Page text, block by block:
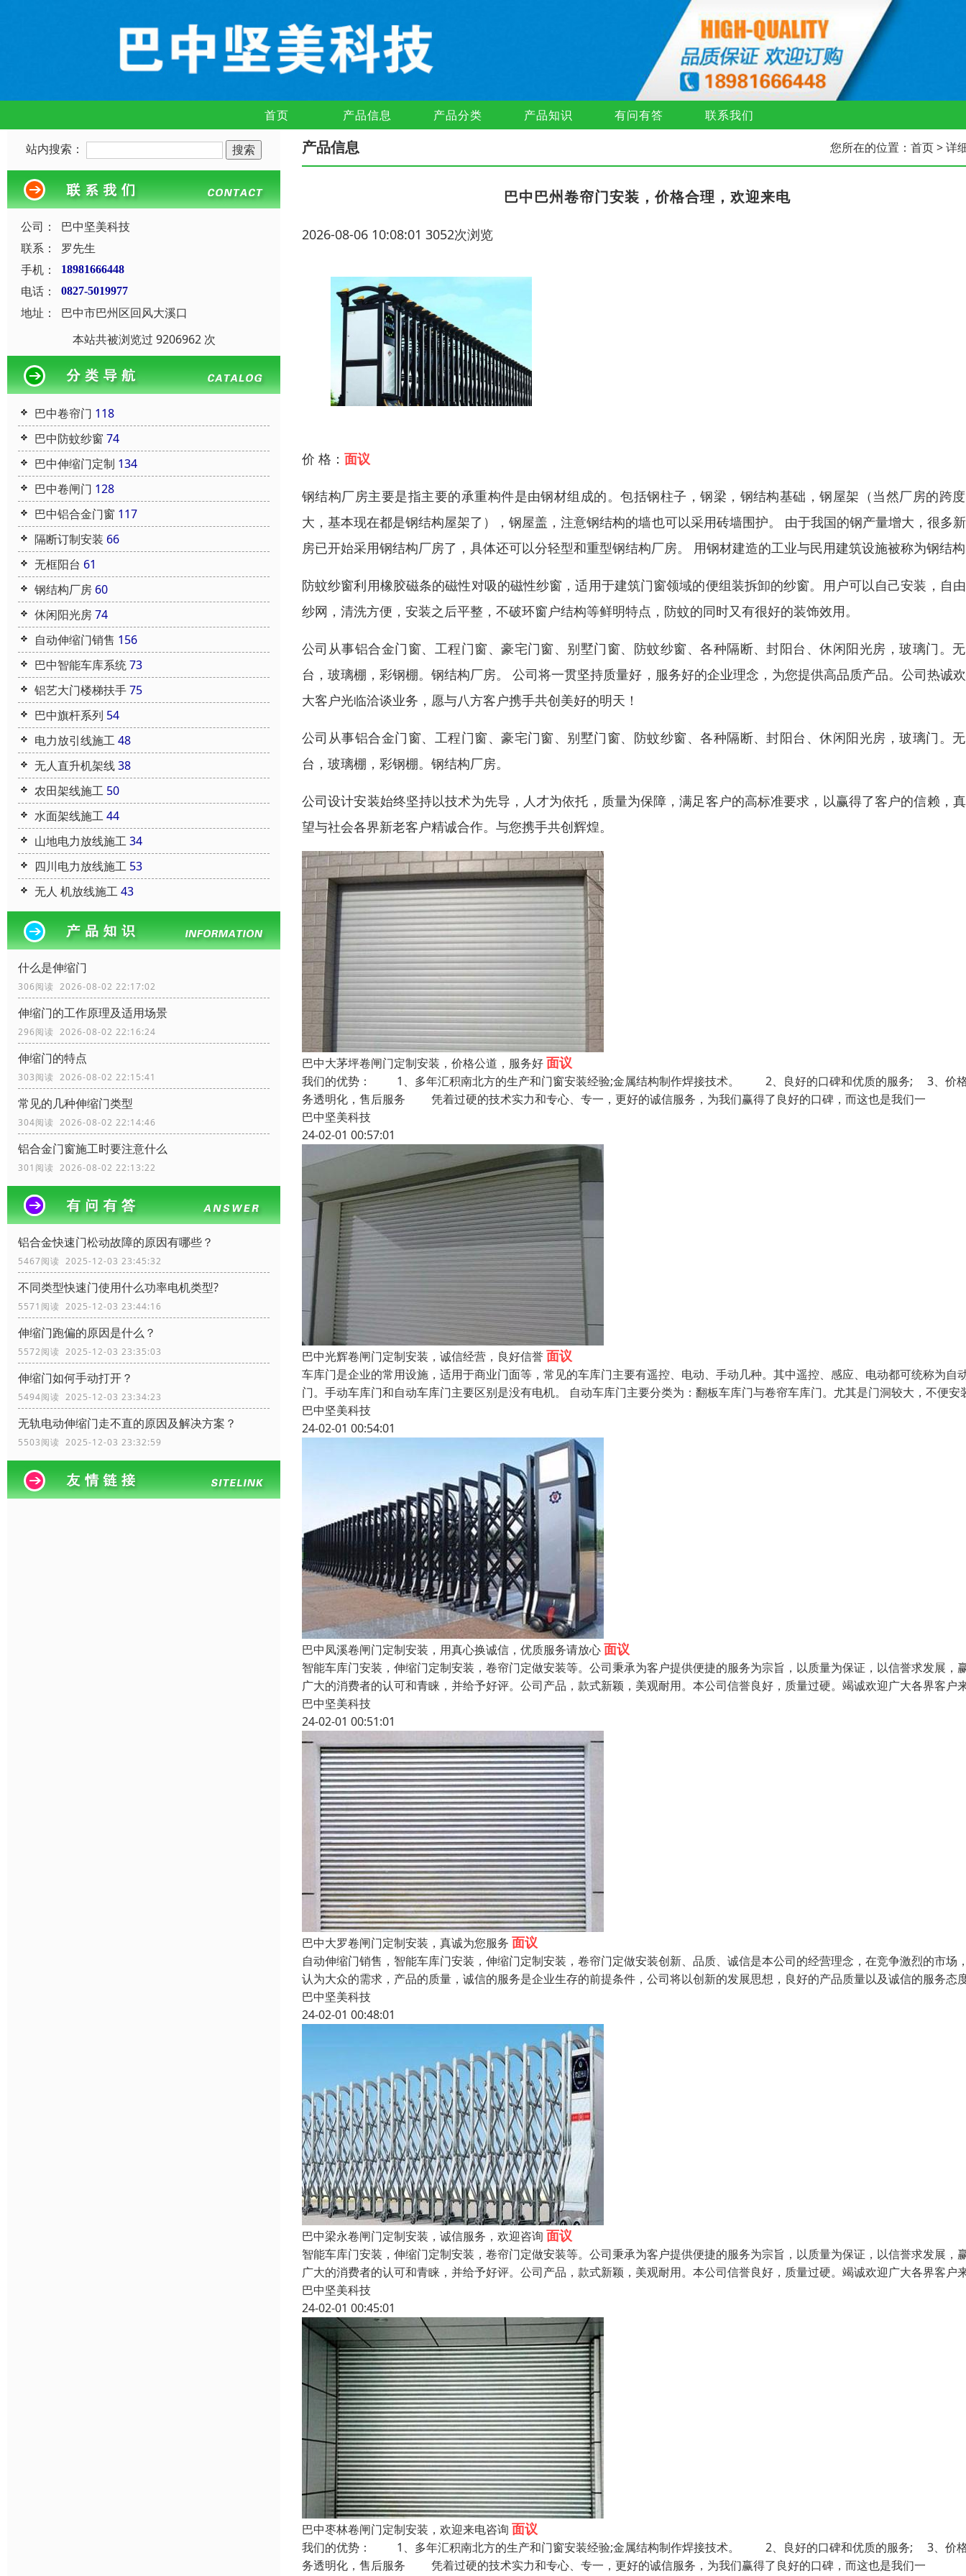
首页 产品信息 产品分类 产品知识 有问有答 联系我们
站内搜索：
公司：
巴中坚美科技
联系：
罗先生
手机：
18981666448
电话： 0827-5019977
地址：
巴中市巴州区回风大溪口
本站共被浏览过 9206962 次
巴中卷帘门 118
巴中防蚊纱窗 74
巴中伸缩门定制 134
巴中卷闸门 128
巴中铝合金门窗 117
隔断订制安装 66
无框阳台 61
钢结构厂房 60
休闲阳光房74
自动伸缩门销售 156
巴中智能车库系统73
铝艺大门楼梯扶手75
巴中旗杆系列 54
电力放引线施工48
无人直升机架线38
农田架线施工 50
水面架线施工44
山地电力放线施工34
四川电力放线施工 53
无人 机放线施工43
什么是伸缩门
306阅读 2026-08-02 22:17:02
伸缩门的工作原理及适用场景
296阅读 2026-08-02 22:16:24
伸缩门的特点
303阅读 2026-08-02 22:15:41
常见的几种伸缩门类型
304阅读 2026-08-02 22:14:46
铝合金门窗施工时要注意什么
301阅读 2026-08-02 22:13:22
铝合金快速门松动故障的原因有哪些？
5467阅读 2025-12-03 23:45:32
不同类型快速门使用什么功率电机类型?
5571阅读 2025-12-03 23:44:16
伸缩门跑偏的原因是什么？
5572阅读 2025-12-03 23:35:03
伸缩门如何手动打开？
5494阅读 2025-12-03 23:34:23
无轨电动伸缩门走不直的原因及解决方案？
5503阅读 2025-12-03 23:32:59
产品信息 您所在的位置： 首页> 详
巴中巴州卷帘门安装，价格合理，欢迎来电
2026-08-06 10:08:01 3052次浏览
价 格： 面议
钢结构厂房主要是指主要的承重构件是由钢材组成的。包括钢柱子，钢梁，钢结构基础，钢屋架（当然厂房的跨
大，基本现在都是钢结构屋架了），钢屋盖，注意钢结构的墙也可以采用砖墙围护。 由于我国的钢产量增大，很多
房已开始采用钢结构厂房了，具体还可以分轻型和重型钢结构厂房。 用钢材建造的工业与民用建筑设施被称为钢结
防蚊纱窗利用橡胶磁条的磁性对吸的磁性纱窗，适用于建筑门窗领域的便组装拆卸的纱窗。用户可以自己安装，自
纱网，清洗方便，安装之后平整，不破环窗户结构等鲜明特点，防蚊的同时又有很好的装饰效用。
公司从事铝合金门窗、工程门窗、豪宅门窗、别墅门窗、防蚊纱窗、各种隔断、封阳台、休闲阳光房，玻璃门。
台，玻璃棚，彩钢棚。钢结构厂房。 公司将一贯坚持质量好，服务好的企业理念，为您提供高品质产品。公司热诚
大客户光临洽谈业务，愿与八方客户携手共创美好的明天！
公司从事铝合金门窗、工程门窗、豪宅门窗、别墅门窗、防蚊纱窗、各种隔断、封阳台、休闲阳光房，玻璃门。
台，玻璃棚，彩钢棚。钢结构厂房。
公司设计安装始终坚持以技术为先导，人才为依托，质量为保障，满足客户的高标准要求，以赢得了客户的信赖，
望与社会各界新老客户精诚合作。与您携手共创辉煌。
巴中大茅坪卷闸门定制安装，价格公道，服务好面议
我们的优势： 1、多年汇积南北方的生产和门窗安装经验;金属结构制作焊接技术。 2、良好的口碑和优质的服务; 3、价
务透明化，售后服务 凭着过硬的技术实力和专心、专一，更好的诚信服务，为我们赢得了良好的口碑，而这也是我们一
巴中坚美科技
24-02-01 00:57:01
巴中光辉卷闸门定制安装，诚信经营，良好信誉面议
车库门是企业的常用设施，适用于商业门面等，常见的车库门主要有遥控、电动、手动几种。其中遥控、感应、电动都可统称为自
门。手动车库门和自动车库门主要区别是没有电机。 自动车库门主要分类为：翻板车库门与卷帘车库门。尤其是门洞较大，不便安
巴中坚美科技
24-02-01 00:54:01
巴中凤溪卷闸门定制安装，用真心换诚信，优质服务请放心面议
智能车库门安装，伸缩门定制安装，卷帘门定做安装等。公司秉承为客户提供便捷的服务为宗旨，以质量为保证，以信誉求发展，
广大的消费者的认可和青睐，并给予好评。公司产品，款式新颖，美观耐用。本公司信誉良好，质量过硬。竭诚欢迎广大各界客户
巴中坚美科技
24-02-01 00:51:01
巴中大罗卷闸门定制安装，真诚为您服务 面议
自动伸缩门销售，智能车库门安装，伸缩门定制安装，卷帘门定做安装创新、品质、诚信是本公司的经营理念，在竞争激烈的市场
认为大众的需求，产品的质量，诚信的服务是企业生存的前提条件，公司将以创新的发展思想，良好的产品质量以及诚信的服务态
巴中坚美科技
24-02-01 00:48:01
巴中梁永卷闸门定制安装，诚信服务，欢迎咨询 面议
智能车库门安装，伸缩门定制安装，卷帘门定做安装等。公司秉承为客户提供便捷的服务为宗旨，以质量为保证，以信誉求发展，
广大的消费者的认可和青睐，并给予好评。公司产品，款式新颖，美观耐用。本公司信誉良好，质量过硬。竭诚欢迎广大各界客户
巴中坚美科技
24-02-01 00:45:01
巴中枣林卷闸门定制安装，欢迎来电咨询 面议
我们的优势： 1、多年汇积南北方的生产和门窗安装经验;金属结构制作焊接技术。 2、良好的口碑和优质的服务; 3、价
务透明化，售后服务 凭着过硬的技术实力和专心、专一，更好的诚信服务，为我们赢得了良好的口碑，而这也是我们一